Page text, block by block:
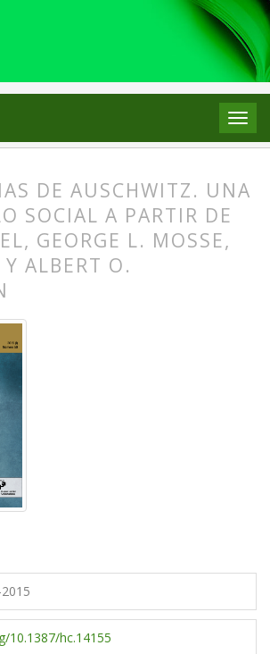
DE AUSCHWITZ. UNA
SOCIAL A PARTIR DE
GEORGE L. MOSSE,
ALBERT O.
10.1387/hc.14155